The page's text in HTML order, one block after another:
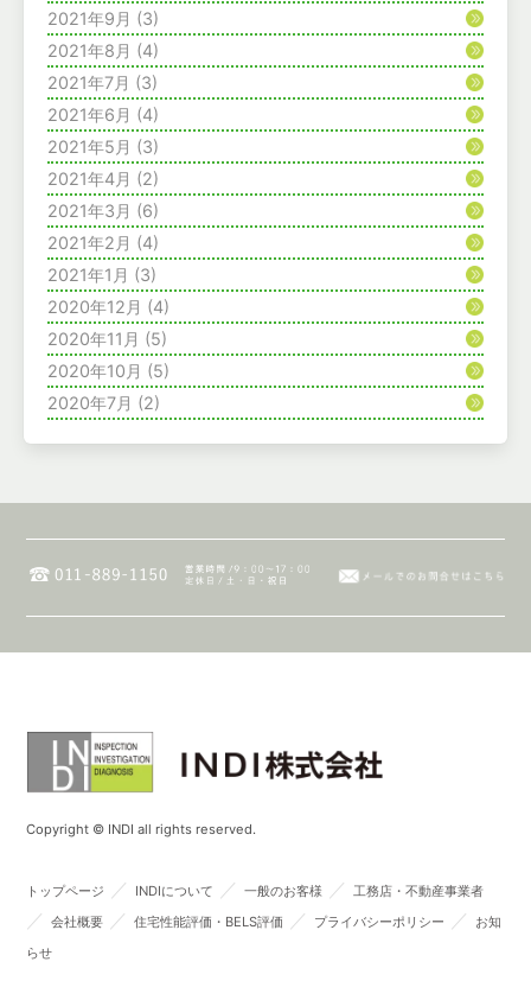
2021年9月 (3)
2021年8月 (4)
2021年7月 (3)
2021年6月 (4)
2021年5月 (3)
2021年4月 (2)
2021年3月 (6)
2021年2月 (4)
2021年1月 (3)
2020年12月 (4)
2020年11月 (5)
2020年10月 (5)
2020年7月 (2)
Copyright © INDI all rights reserved.
トップページ ／ INDIについて ／ 一般のお客様 ／ 工務店・不動産事業者
／ 会社概要 ／ 住宅性能評価・BELS評価 ／ プライバシーポリシー ／
お知
らせ